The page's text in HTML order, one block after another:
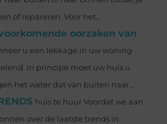
of repareren. Voor het...
oorzaken van
u een lekkage in uw woning
In principe moet uw huis u
het water dat van buiten naar...
huis te huur Voordat we aan
over de laatste trends in